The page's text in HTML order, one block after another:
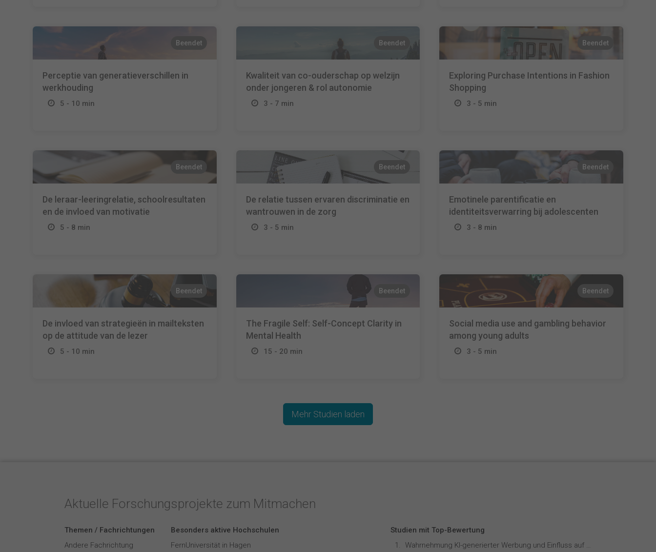
Beendet
Perceptie van generatieverschillen in
werkhouding
5 - 10 min
Beendet
Kwaliteit van co-ouderschap op welzijn
onder jongeren & rol autonomie
3 - 7 min
Beendet
Exploring Purchase Intentions in Fashion
Shopping
3 - 5 min
Beendet
De leraar-leeringrelatie, schoolresultaten
en de invloed van motivatie
5 - 8 min
Beendet
De relatie tussen ervaren discriminatie en
wantrouwen in de zorg
3 - 5 min
Beendet
Emotinele parentificatie en
identiteitsverwarring bij adolescenten
3 - 8 min
Beendet
De invloed van strategieën in mailteksten
op de attitude van de lezer
5 - 10 min
Beendet
The Fragile Self: Self-Concept Clarity in
Mental Health
15 - 20 min
Beendet
Social media use and gambling behavior
among young adults
3 - 5 min
Mehr Studien laden
Aktuelle Forschungsprojekte zum Mitmachen
Themen / Fachrichtungen
Andere Fachrichtung
Besonders aktive Hochschulen
FernUniversität in Hagen
Studien mit Top-Bewertung
Wahrnehmung KI-generierter Werbung und Einfluss auf Markenvertrauen